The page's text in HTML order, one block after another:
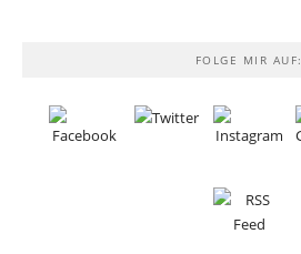
FOLGE MIR AUF: